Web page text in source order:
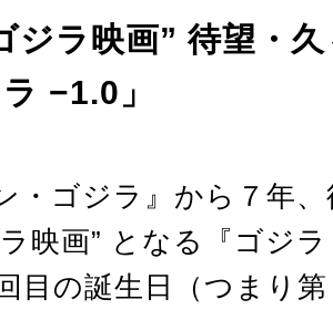
ジラ映画” 待望・
−1.0」
・ゴジラ』から７年
映画” となる『ゴジ
目の誕生日（つまり